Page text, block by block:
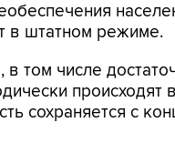
в штатном режиме.
в том числе
происходят
сохраняется с